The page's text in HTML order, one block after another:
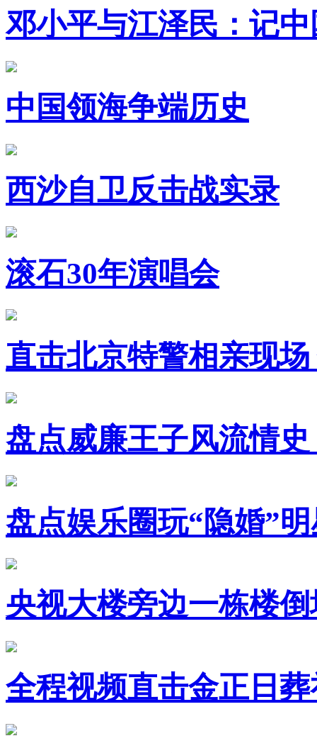
邓小平与江泽民：记
中国领海争端历史
西沙自卫反击战实录
滚石30年演唱会
直击北京特警相亲现
盘点威廉王子风流情
盘点娱乐圈玩“隐婚”
央视大楼旁边一栋楼倒
全程视频直击金正日葬